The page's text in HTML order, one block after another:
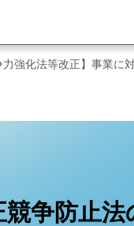
力強化法等改正】事業に
競争防止法